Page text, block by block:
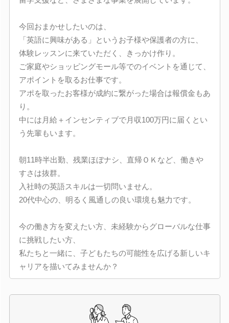
今回おまかせしたいのは、
「英語に興味がある」というお子様や保護者の方に、
体験レッスンに来ていただく、きっかけ作り。
ご家庭やショッピングモール等でのイベントを通じて、
アポイントを取るお仕事です。
アポを取ったお客様が成約に繋がった場合は報償金もあ
り。
中には月給＋インセンティブで月収100万円に届くとい
う先輩もいます。
朝11時半出勤、残業ほぼナシ、直帰ＯＫなど、働きや
すさは抜群。
入社時の英語スキルは一切問いません。
20代中心の、明るく風通しの良い環境も魅力です。
今の働き方を変えたい方、未経験からグローバルな仕事
に挑戦したい方、
私たちと一緒に、子どもたちの可能性を広げる新しいキ
ャリアを描いてみませんか？